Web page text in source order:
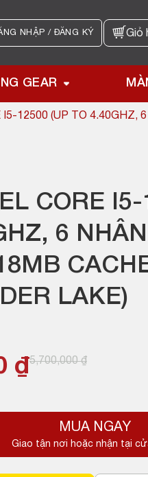
NHẬP / ĐĂNG KÝ Giỏ
GEAR
I5-12500 (UP TO 4.40GHZ,
CORE I5-
6
LAKE)
5,700,000₫
₫.
₫
₫.
MUA NGAY
Giao tận nơi hoặc nhận tại